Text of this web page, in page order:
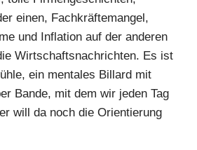
einen, Fachkräftemangel,
und Inflation auf der anderen
Wirtschaftsnachrichten. Es ist
ein mentales Billard mit
Bande, mit dem wir jeden Tag
will da noch die Orientierung